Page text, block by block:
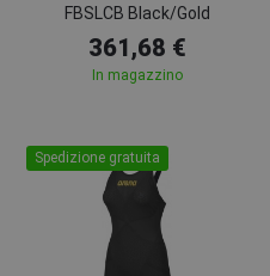
FBSLCB Black/Gold
361,68 €
In magazzino
Spedizione gratuita